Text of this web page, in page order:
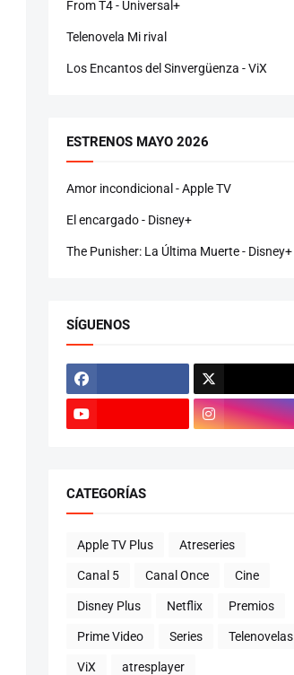
From T4 - Universal+
Telenovela Mi rival
Los Encantos del Sinvergüenza - ViX
ESTRENOS MAYO 2026
Amor incondicional - Apple TV
El encargado - Disney+
The Punisher: La Última Muerte - Disney+
SÍGUENOS
CATEGORÍAS
Apple TV Plus Atreseries
Canal 5 Canal Once Cine
Disney Plus Netflix Premios
Prime Video Series Telenovelas
ViX atresplayer